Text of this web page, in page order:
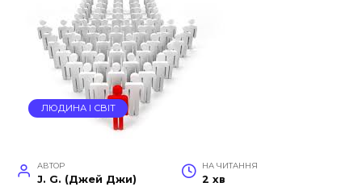
ЛЮДИНА І СВІТ
АВТОР
J. G. (Джей Джи)
НА ЧИТАННЯ
2 хв